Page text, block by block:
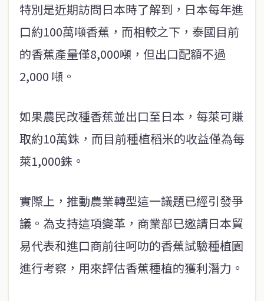
特別是近期訪問日本時了解到，日本每年進
口約100萬噸香蕉，而相較之下，泰國目前
的香蕉產量僅8,000噸，但出口配額不過
2,000 噸。
如果農民改種香蕉並出口至日本，每萊可賺
取約10萬銖，而目前種植稻米的收益僅為每
萊1,000銖。
實際上，推動農業轉型這一議題已經引發爭
議。為支持這項變革，商業部已邀請日本貿
易代表和進口商前往呵叻的香蕉試驗種植園
進行考察，用來評估香蕉種植的獲利潛力。